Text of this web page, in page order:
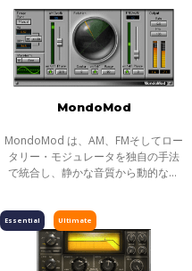
ョン
MondoMod
MondoMod は、AM、FMそしてロー
タリー・モジュレータを独自の手法
で統合し、静かな音質から動的な音
Ultimate
Essential